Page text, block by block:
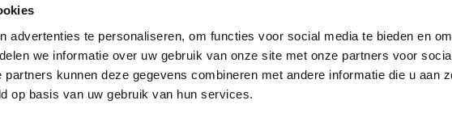
advertenties te personaliseren, om functies voor social media te bieden en
we informatie over uw gebruik van onze site met onze partners voor
kunnen deze gegevens combineren met andere informatie die u aan
op basis van uw gebruik van hun services.
GA VERDER MET WINKELEN